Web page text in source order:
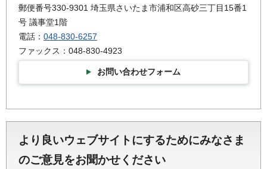
郵便番号330-9301 埼玉県さいたま市浦和区高砂三丁目15番1
号 議事堂1階
電話： 048-830-6257
ファックス：048-830-4923
お問い合わせフォーム
より良いウェブサイトにするためにみなさま
のご意見をお聞かせください